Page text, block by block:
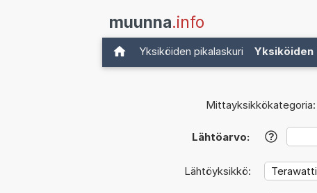
muunna.info
Yksiköiden pikalaskuri Yksiköiden
Mittayksikkökategoria:
Lähtöarvo: ?
Lähtöyksikkö: